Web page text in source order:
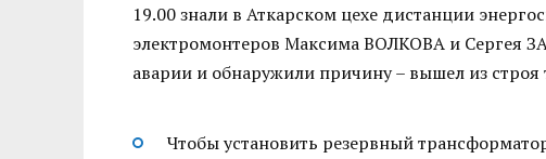
19.00 знали в Аткарском цехе дистанции
электромонтеров Максима ВОЛКОВА и Сергея
аварии и обнаружили причину – вышел из
Чтобы установить резервный